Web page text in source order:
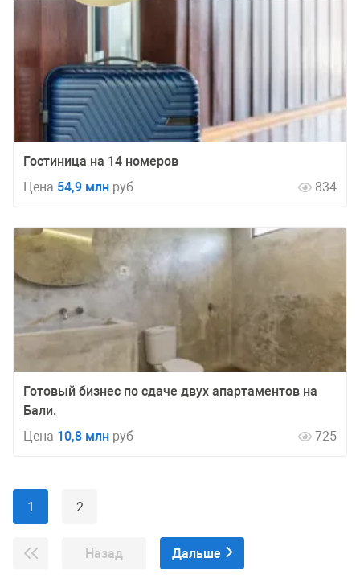
Гостиница на 14 номеров
Цена 54,9 млн руб 834
Готовый бизнес по сдаче двух апартаментов на
Бали.
Цена 10,8 млн руб 725
1 2
Назад Дальше